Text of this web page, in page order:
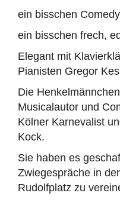
ein bisschen
ein bisschen frech,
Elegant mit
Pianisten Gregor
Die
Musicalautor und
Kölner Karnevalist
Kock.
Sie haben es
Zwiegespräche in
Rudolfplatz zu